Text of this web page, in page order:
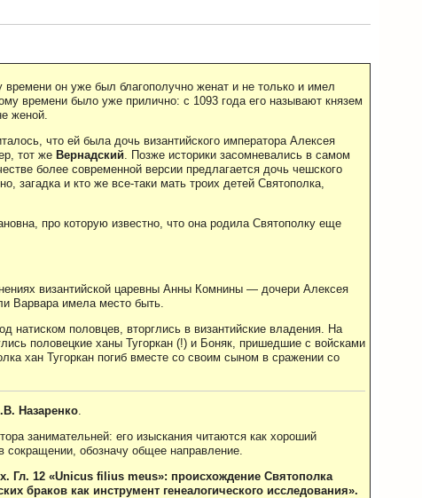
он уже был благополучно женат и не только и имел
времени было уже прилично: с 1093 года его называют князем
женой.
что ей была дочь византийского императора Алексея
тот же Вернадский . Позже историки засомневались в самом
более современной версии предлагается дочь чешского
загадка и кто же все-таки мать троих детей Святополка,
про которую известно, что она родила Святополку еще
византийской царевны Анны Комнины — дочери Алексея
Варвара имела место быть.
натиском половцев, вторглись в византийские владения. На
половецкие ханы Тугоркан (!) и Боняк, пришедшие с войсками
хан Тугоркан погиб вместе со своим сыном в сражении со
Назаренко
занимательней: его изыскания читаются как хороший
сокращении, обозначу общее направление.
Гл. 12 «Unicus filius meus»: происхождение Святополка
браков как инструмент генеалогического исследования».